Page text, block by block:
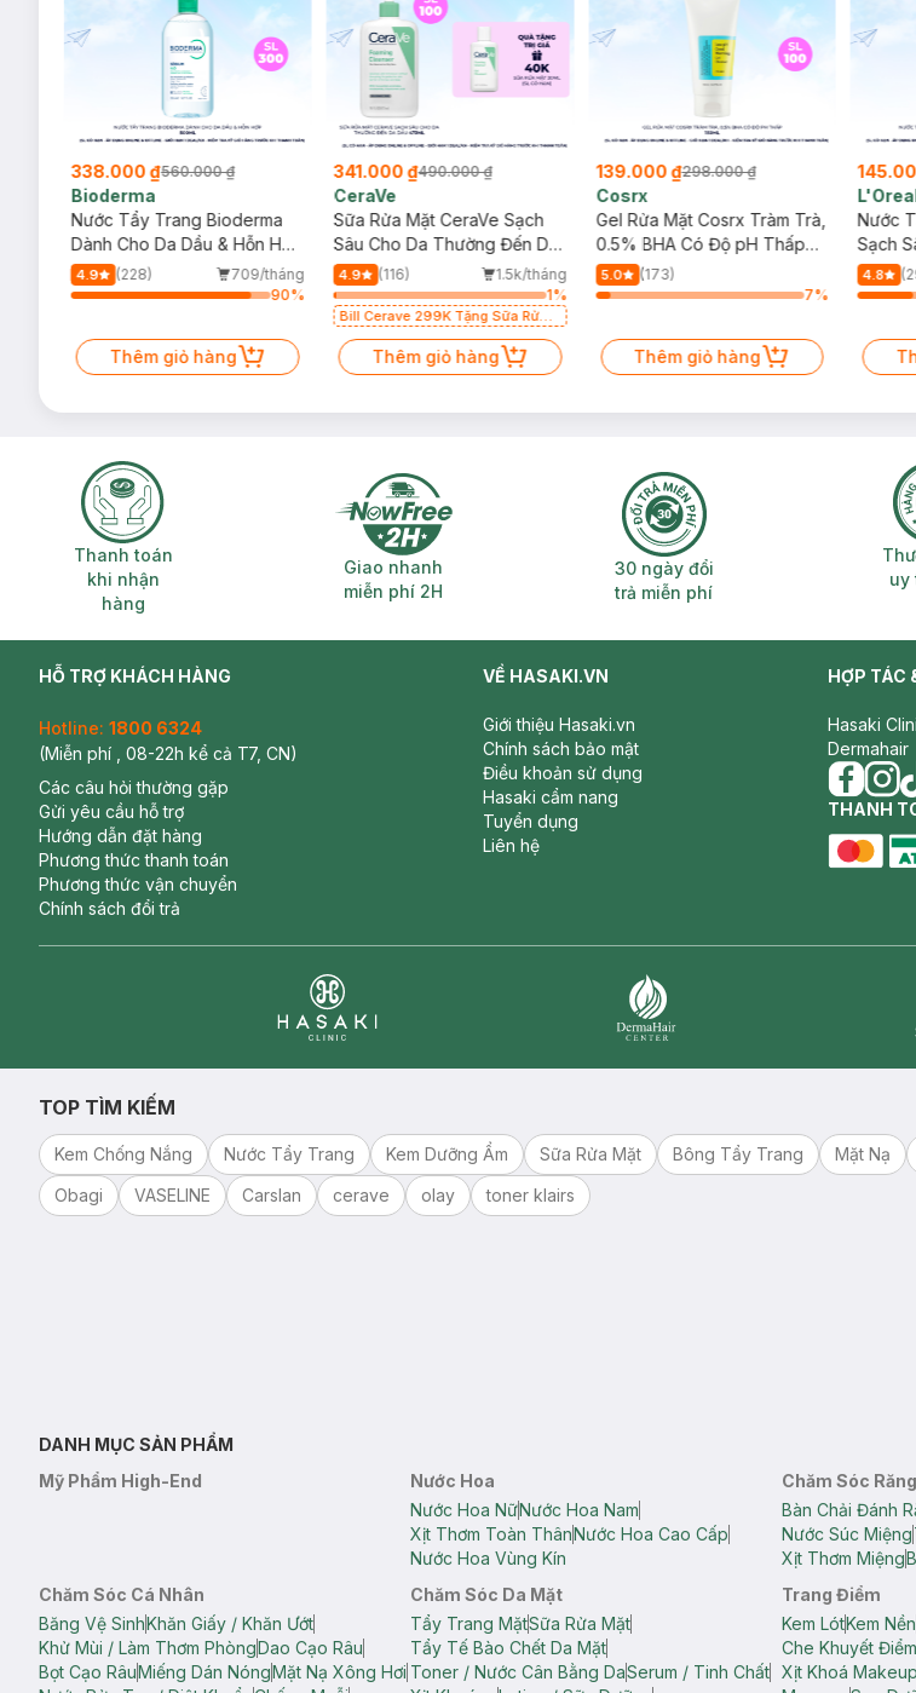
338.000 ₫560.000 ₫
Bioderma
Nước Tẩy Trang Bioderma
Dành Cho Da Dầu & Hỗn Hợp
500ml
4.9 (228)
709/tháng
90%
Thêm giỏ hàng
341.000 ₫490.000 ₫
CeraVe
Sữa Rửa Mặt CeraVe Sạch
Sâu Cho Da Thường Đến Da
Dầu 473ml
4.9 (116)
1.5k/tháng
1%
Bill Cerave 299K Tặng Sữa Rửa
Thêm giỏ hàng
139.000 ₫298.000 ₫
Cosrx
Gel Rửa Mặt Cosrx Tràm Trà,
0.5% BHA Có Độ pH Thấp
150ml
5.0
(173)
7%
Thêm giỏ hàng
Nước
Sạch
4.8
Thanh toán khi nhận hàng
Thanh toán
khi nhận
hàng
Giao nhanh miễn phí 2H
Giao nhanh
miễn phí 2H
30 ngày đổi trả miễn phí
30 ngày đổi
trả miễn phí
uy
HỖ TRỢ KHÁCH HÀNG
Hotline: 1800 6324
(Miễn phí , 08-22h kể cả T7, CN)
Các câu hỏi thường gặp
Gửi yêu cầu hỗ trợ
Hướng dẫn đặt hàng
Phương thức thanh toán
Phương thức vận chuyển
Chính sách đổi trả
VỀ HASAKI.VN
Giới thiệu Hasaki.vn
Chính sách bảo mật
Điều khoản sử dụng
Hasaki cẩm nang
Tuyển dụng
Liên hệ
HỢP TÁC
Hasaki
Dermahair
facebook
THANH
TOP TÌM KIẾM
Kem Chống Nắng Nước Tẩy Trang Kem Dưỡng Ẩm Sữa Rửa Mặt Bông Tẩy Trang Mặt Nạ
Obagi
VASELINE Carslan cerave olay toner klairs
DANH MỤC SẢN PHẨM
Mỹ Phẩm High-End
Nước Hoa
Nước Hoa NữNước Hoa Nam
Xịt Thơm Toàn ThânNước Hoa Cao Cấp
Nước Hoa Vùng Kín
Chăm Sóc
Bàn Chải Đánh
Nước Súc Miệng
Xịt Thơm Miệng
Chăm Sóc Cá Nhân
Băng Vệ SinhKhăn Giấy / Khăn Ướt
Khử Mùi / Làm Thơm PhòngDao Cạo Râu
Bọt Cạo RâuMiếng Dán NóngMặt Nạ Xông Hơi
Chăm Sóc Da Mặt
Tẩy Trang MặtSữa Rửa Mặt
Tẩy Tế Bào Chết Da Mặt
Toner / Nước Cân Bằng DaSerum / Tinh Chất
Trang Điểm
Kem LótKem Nền
Che Khuyết Điểm
Xịt Khoá Makeup